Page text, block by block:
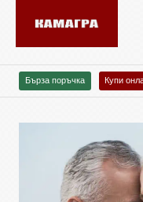
Бърза поръчка Купи